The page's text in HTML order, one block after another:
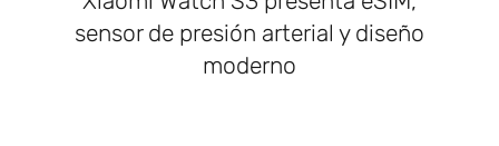
sensor de presión arterial y diseño
moderno